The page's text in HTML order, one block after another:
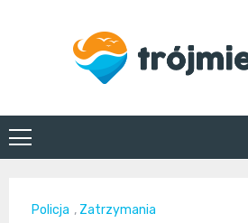
Policja , Zatrzymania